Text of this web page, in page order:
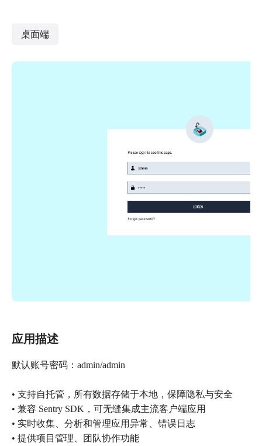
桌面端
应用描述
默认账号密码：admin/admin
• 支持自托管，所有数据存储于本地，保障隐私与安全
• 兼容 Sentry SDK，可无缝集成主流客户端应用
• 实时收集、分析和管理应用异常、错误日志
• 提供项目管理、团队协作功能